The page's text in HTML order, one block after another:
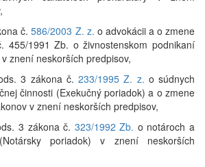
č.586/2003 Z. z. o advokácii a o zmene
455/1991 Zb. o živnostenskom podnikaní
znení neskorších predpisov,
3 zákona č. 233/1995 Z. z. o súdnych
činnosti (Exekučný poriadok) a o zmene
v znení neskorších predpisov,
3 zákona č. 323/1992 Zb. o notároch a
poriadok) v znení neskorších